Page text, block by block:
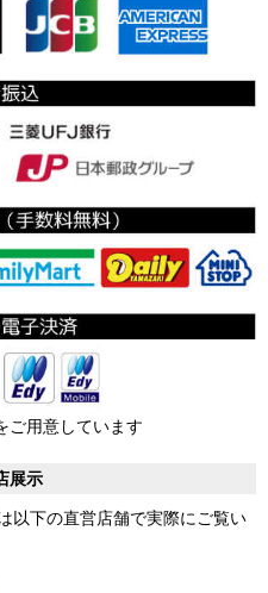
ご用意しています
展示
以下の直営店舗で実際にご覧い